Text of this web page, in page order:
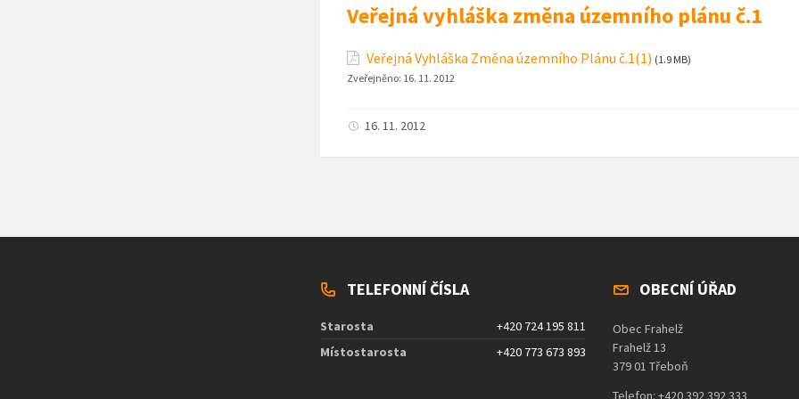
Veřejná vyhláška změna územního plánu č.1
Veřejná Vyhláška Změna územního Plánu č.1(1) (1.9 MB)
Zveřejněno: 16. 11. 2012
16. 11. 2012
TELEFONNÍ ČÍSLA
Starosta
+420 724 195 811
Místostarosta
+420 773 673 893
OBECNÍ ÚŘAD
Obec Frahelž
Frahelž 13
379 01 Třeboň
Telefon: +420 392 392 333